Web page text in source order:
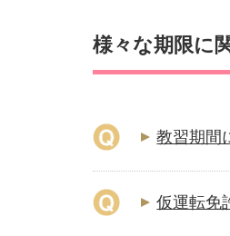
様々な期限に
教習期間
仮運転免